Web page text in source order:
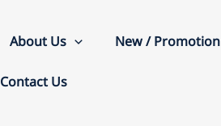
About Us New / Promotion
Contact Us